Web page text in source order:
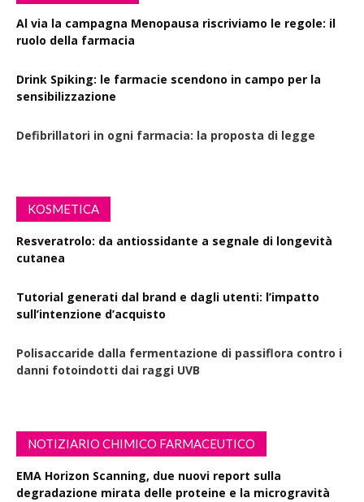
Al via la campagna Menopausa riscriviamo le regole: il
ruolo della farmacia
Drink Spiking: le farmacie scendono in campo per la
sensibilizzazione
Defibrillatori in ogni farmacia: la proposta di legge
KOSMETICA
Resveratrolo: da antiossidante a segnale di longevità
cutanea
Tutorial generati dal brand e dagli utenti: l’impatto
sull’intenzione d’acquisto
Polisaccaride dalla fermentazione di passiflora contro i
danni fotoindotti dai raggi UVB
NOTIZIARIO CHIMICO FARMACEUTICO
EMA Horizon Scanning, due nuovi report sulla
degradazione mirata delle proteine e la microgravità